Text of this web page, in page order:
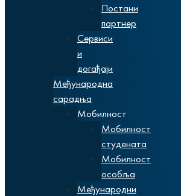
Постани
партнер
Сервиси
и
догађаји
Међународна
сарадња
Мобилност
Мобилност
студената
Мобилност
особља
Међународни